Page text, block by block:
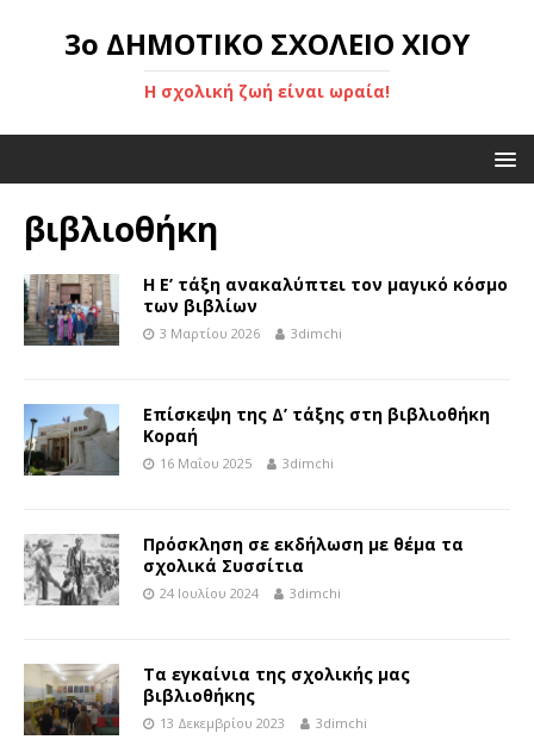
3ο ΔΗΜΟΤΙΚΟ ΣΧΟΛΕΙΟ ΧΙΟΥ
Η σχολική ζωή είναι ωραία!
βιβλιοθήκη
Η Ε’ τάξη ανακαλύπτει τον μαγικό κόσμο
των βιβλίων
3 Μαρτίου 2026 3dimchi
Επίσκεψη της Δ’ τάξης στη βιβλιοθήκη
Κοραή
16 Μαΐου 2025 3dimchi
Πρόσκληση σε εκδήλωση με θέμα τα
σχολικά Συσσίτια
24 Ιουλίου 2024 3dimchi
Τα εγκαίνια της σχολικής μας
βιβλιοθήκης
13 Δεκεμβρίου 2023 3dimchi